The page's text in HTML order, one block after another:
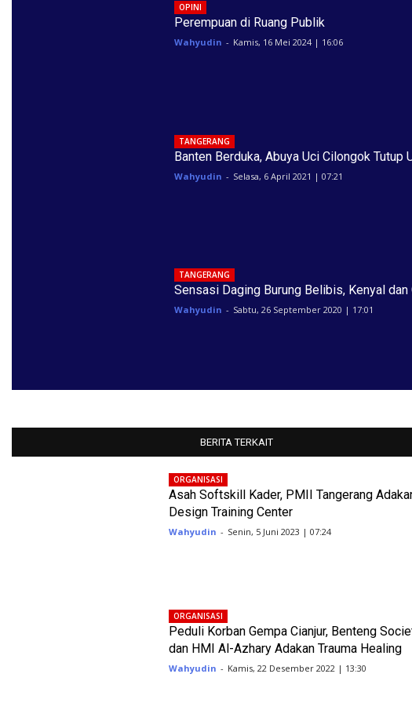
OPINI
Perempuan di Ruang Publik
Wahyudin - Kamis, 16 Mei 2024 | 16:06
TANGERANG
Banten Berduka, Abuya Uci Cilongok Tutup
Wahyudin - Selasa, 6 April 2021 | 07:21
TANGERANG
Sensasi Daging Burung Belibis, Kenyal dan
Wahyudin - Sabtu, 26 September 2020 | 17:01
BERITA TERKAIT
ORGANISASI
Asah Softskill Kader, PMII Tangerang
Design Training Center
Wahyudin - Senin, 5 Juni 2023 | 07:24
ORGANISASI
Peduli Korban Gempa Cianjur, Benteng
dan HMI Al-Azhary Adakan Trauma Healing
Wahyudin - Kamis, 22 Desember 2022 | 13:30